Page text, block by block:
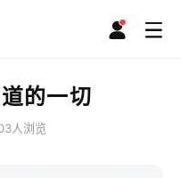
的一切
人浏览